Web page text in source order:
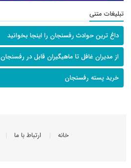
تبلیغات متنی
داغ ترین حوادث رفسنجان را اینجا بخوانید
از مدیران غافل تا ماهیگیران قابل در رفسنجان
خرید پسته رفسنجان
خانه ارتباط با ما